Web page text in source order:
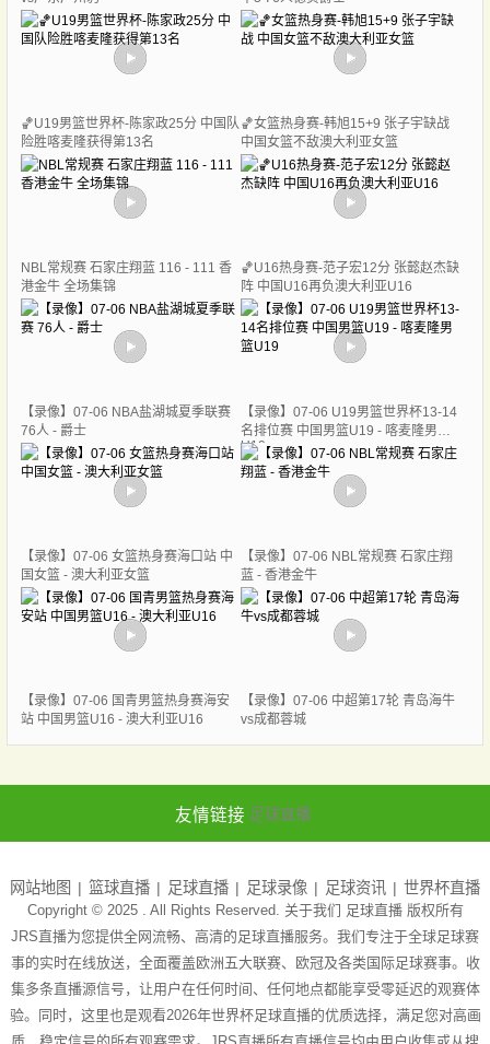
🏀U19男篮世界杯-陈家政25分 中国队
险胜喀麦隆获得第13名
🏀女篮热身赛-韩旭15+9 张子宇缺战
中国女篮不敌澳大利亚女篮
NBL常规赛 石家庄翔蓝 116 - 111 香
港金牛 全场集锦
🏀U16热身赛-范子宏12分 张懿赵杰缺
阵 中国U16再负澳大利亚U16
【录像】07-06 NBA盐湖城夏季联赛
76人 - 爵士
【录像】07-06 U19男篮世界杯13-14
名排位赛 中国男篮U19 - 喀麦隆男篮
U19
【录像】07-06 女篮热身赛海口站 中
国女篮 - 澳大利亚女篮
【录像】07-06 NBL常规赛 石家庄翔
蓝 - 香港金牛
【录像】07-06 国青男篮热身赛海安
站 中国男篮U16 - 澳大利亚U16
【录像】07-06 中超第17轮 青岛海牛
vs成都蓉城
友情链接 足球直播
网站地图 篮球直播 足球直播 足球录像 足球资讯 世界杯直播
Copyright © 2025 . All Rights Reserved. 关于我们 足球直播版权所有
JRS直播为您提供全网流畅、高清的足球直播服务。我们专注于全球足球赛
事的实时在线放送，全面覆盖欧洲五大联赛、欧冠及各类国际足球赛事。收
集多条直播源信号，让用户在任何时间、任何地点都能享受零延迟的观赛体
验。同时，这里也是观看2026年世界杯足球直播的优质选择，满足您对高画